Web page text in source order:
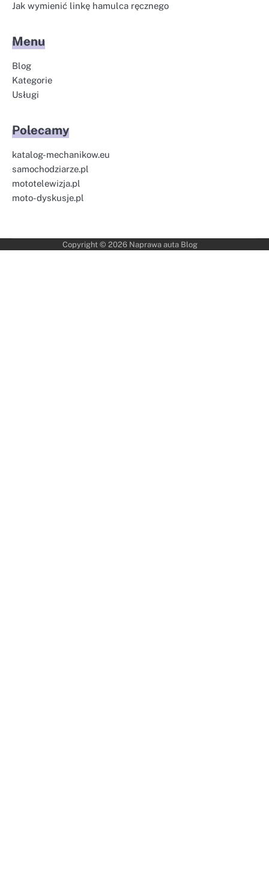
Jak wymienić linkę hamulca ręcznego
Menu
Blog
Kategorie
Usługi
Polecamy
katalog-mechanikow.eu
samochodziarze.pl
mototelewizja.pl
moto-dyskusje.pl
Copyright © 2026 Naprawa auta Blog